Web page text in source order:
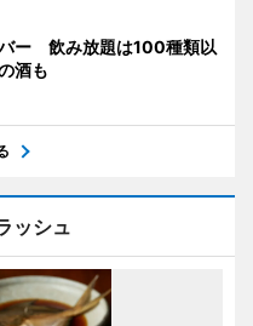
ー 飲み放題は100種類以
酒も
ッシュ